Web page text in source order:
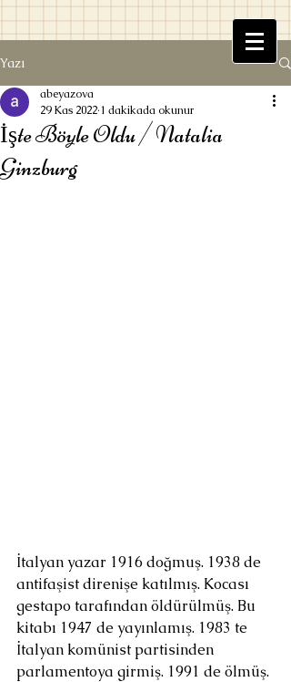
Beyaz Kitaplık
Yazı
İşte Böyle Oldu / Natalia
Ginzburg
abeyazova
29 Kas 2022 1 dakikada okunur
İtalyan yazar 1916 doğmuş. 1938 de
antifaşist direnişe katılmış. Kocası
gestapo tarafından öldürülmüş. Bu
kitabı 1947 de yayınlamış. 1983 te
İtalyan komünist partisinden
parlamentoya girmiş. 1991 de ölmüş.